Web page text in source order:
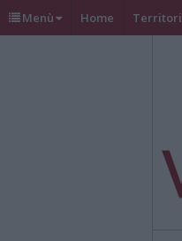
Menù Home Territori